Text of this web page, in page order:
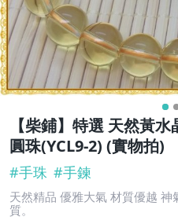
【柴鋪】特選 天然黃
圓珠(YCL9-2) (實物拍)
#手珠 #手鍊
天然精品 優雅大氣 材質優越
質。